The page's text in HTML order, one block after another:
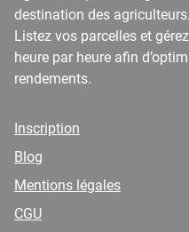
destination des agriculteurs.
Listez vos parcelles et
heure par heure afin
rendements.
Inscription
Blog
Mentions légales
CGU